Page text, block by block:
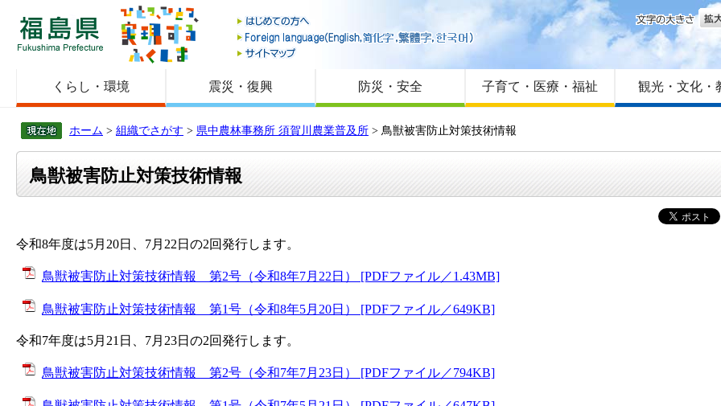
福島県
はじめての方へ
Foreign language
サイトマップ
文字
くらし・環境 震災・復興 防災・安全 子育て・医療・福祉 観光・文化・
ホーム > 組織でさがす > 県中農林事務所 須賀川農業普及所 > 鳥獣被害防止対策技術情報
鳥獣被害防止対策技術情報
令和8年度は5月20日、7月22日の2回発行します。
鳥獣被害防止対策技術情報 第2号（令和8年7月22日） [PDFファイル／1.43MB]
鳥獣被害防止対策技術情報 第1号（令和8年5月20日） [PDFファイル／649KB]
令和7年度は5月21日、7月23日の2回発行します。
鳥獣被害防止対策技術情報 第2号（令和7年7月23日） [PDFファイル／794KB]